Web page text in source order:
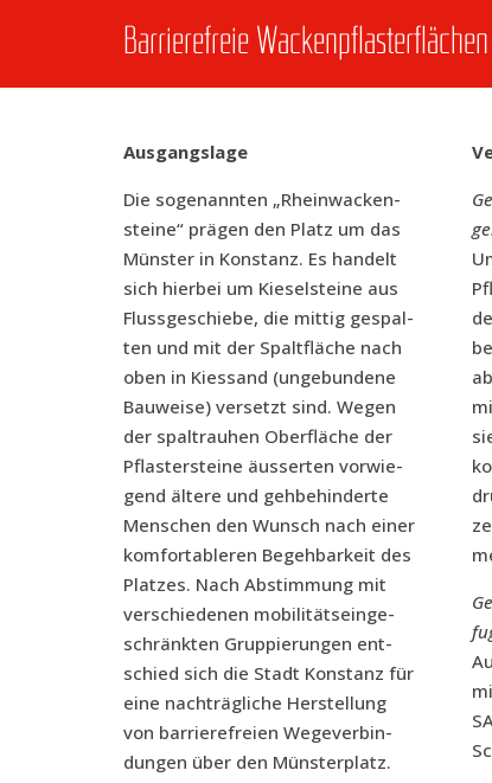
Bar­rie­re­freie
Aus­gangs­la­ge
Die soge­nann­ten „Rhein­wa­cken­
stei­ne“ prä­gen den Platz um das
Müns­ter in Kon­stanz. Es han­delt
sich hier­bei um Kie­sel­stei­ne aus
Fluss­ge­schie­be, die mit­tig gespal­
ten und mit der Spalt­flä­che nach
oben in Kies­sand (unge­bun­de­ne
Bau­wei­se) ver­setzt sind. Wegen
der spalt­rau­hen Ober­flä­che der
Pflas­ter­stei­ne äus­ser­ten vor­wie­
gend älte­re und geh­be­hin­der­te
Men­schen den Wunsch nach einer
kom­for­ta­ble­ren Begeh­bar­keit des
Plat­zes. Nach Abstim­mung mit
ver­schie­de­nen mobi­li­täts­ein­ge­
schränk­ten Grup­pie­run­gen ent­
schied sich die Stadt Kon­stanz für
eine nach­träg­li­che Her­stel­lung
von bar­rie­re­frei­en Wege­ver­bin­
dun­gen über den Münsterplatz.